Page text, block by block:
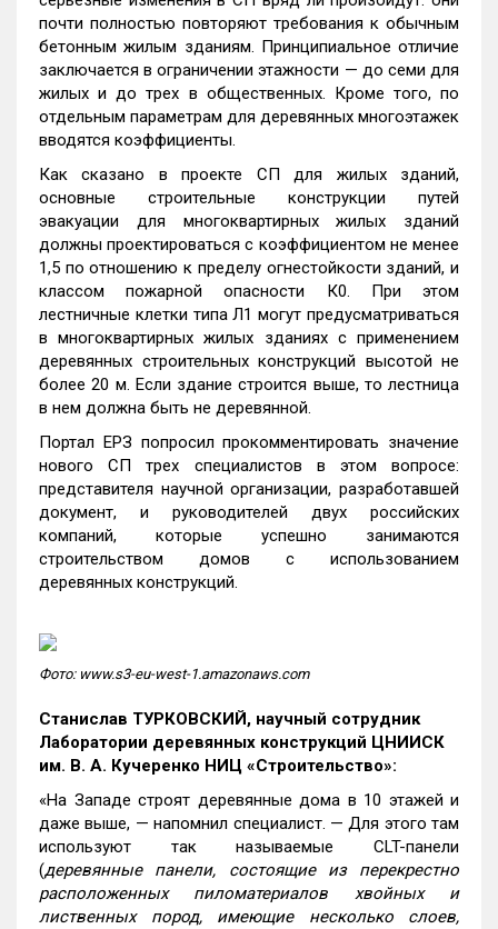
почти полностью повторяют требования к обычным
бетонным жилым зданиям. Принципиальное отличие
заключается в ограничении этажности — до семи для
жилых и до трех в общественных. Кроме того, по
отдельным параметрам для деревянных многоэтажек
вводятся коэффициенты.
Как сказано в проекте СП для жилых зданий,
основные строительные конструкции путей
эвакуации для многоквартирных жилых зданий
должны проектироваться с коэффициентом не менее
1,5 по отношению к пределу огнестойкости зданий, и
классом пожарной опасности К0. При этом
лестничные клетки типа Л1 могут предусматриваться
в многоквартирных жилых зданиях с применением
деревянных строительных конструкций высотой не
более 20 м. Если здание строится выше, то лестница
в нем должна быть не деревянной.
Портал ЕРЗ попросил прокомментировать значение
нового СП трех специалистов в этом вопросе:
представителя научной организации, разработавшей
документ, и руководителей двух российских
компаний, которые успешно занимаются
строительством домов с использованием
деревянных конструкций.
Фото: www.s3-eu-west-1.amazonaws.com
Станислав ТУРКОВСКИЙ, научный сотрудник
Лаборатории деревянных конструкций ЦНИИСК
им. В. А. Кучеренко НИЦ «Строительство»:
«На Западе строят деревянные дома в 10 этажей и
даже выше, — напомнил специалист. — Для этого там
используют так называемые СLT-панели
(деревянные панели, состоящие из перекрестно
расположенных пиломатериалов хвойных и
лиственных пород, имеющие несколько слоев,